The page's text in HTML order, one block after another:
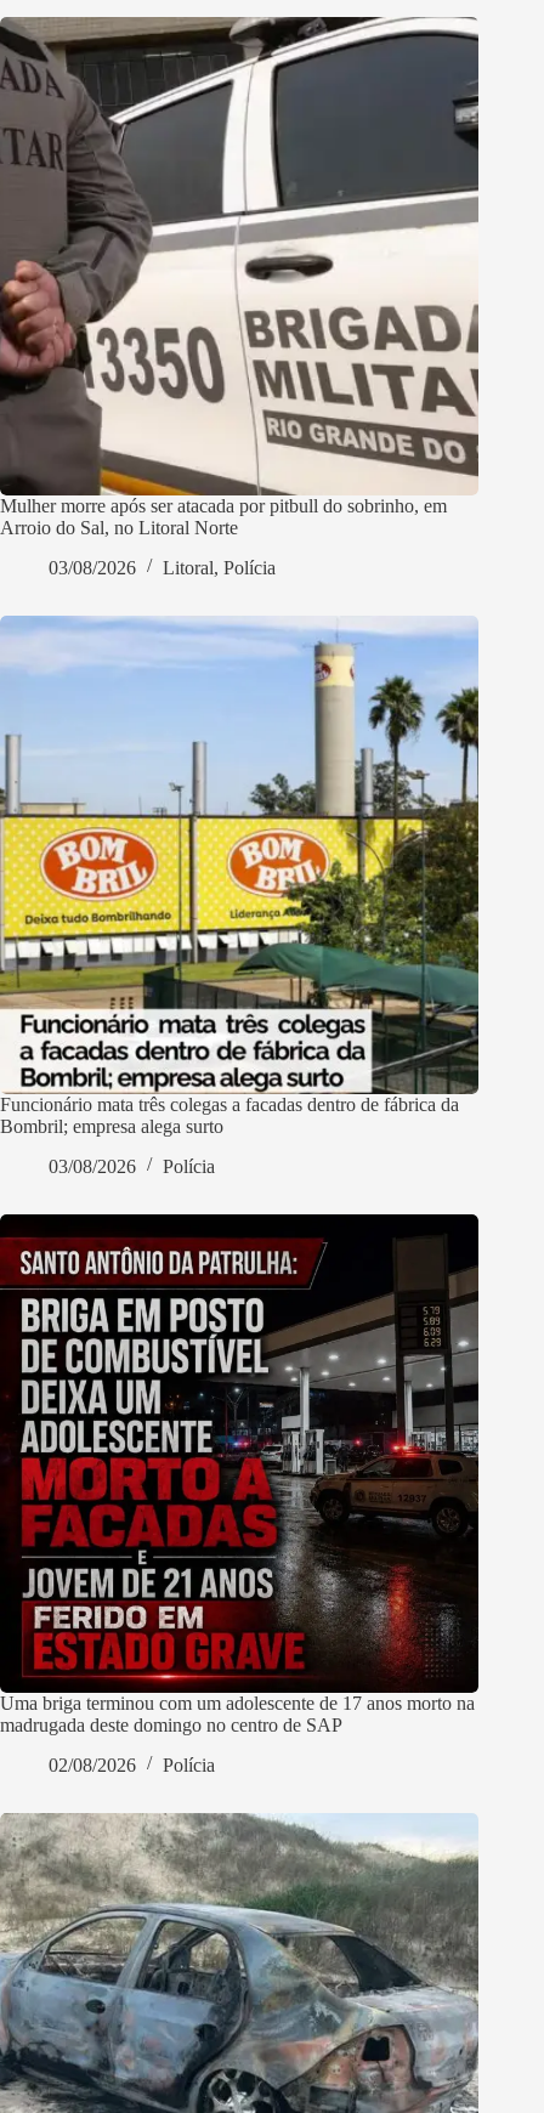
Mulher morre após ser atacada por pitbull do sobrinho, em
Arroio do Sal, no Litoral Norte
03/08/2026
Litoral, Polícia
Funcionário mata três colegas a facadas dentro de fábrica da
Bombril; empresa alega surto
03/08/2026
Polícia
Uma briga terminou com um adolescente de 17 anos morto na
madrugada deste domingo no centro de SAP
02/08/2026
Polícia